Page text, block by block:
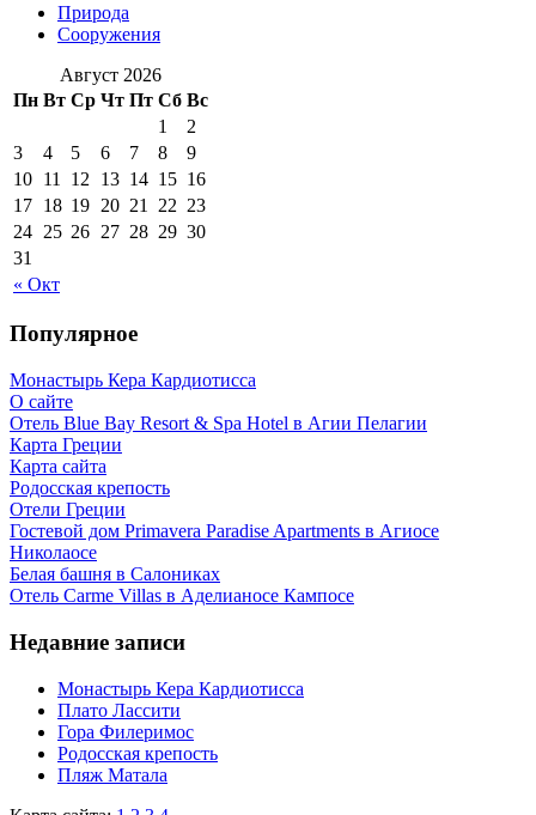
Природа
Сооружения
Август 2026
Пн Вт Ср Чт Пт Сб Вс
« Окт
1
2
3
4 5 6 7 8
9
10 11 12 13 14 15 16
17 18 19 20 21 22 23
24 25 26 27 28 29 30
31
Популярное
Монастырь Кера Кардиотисса
О сайте
Отель Blue Bay Resort & Spa Hotel в Агии Пелагии
Карта Греции
Карта сайта
Родосская крепость
Отели Греции
Гостевой дом Primavera Paradise Apartments в Агиосе
Николаосе
Белая башня в Салониках
Отель Carme Villas в Аделианосе Кампосе
Недавние записи
Монастырь Кера Кардиотисса
Плато Лассити
Гора Филеримос
Родосская крепость
Пляж Матала